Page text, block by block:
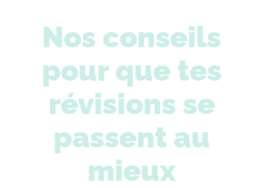
Nos conseils
pour que tes
révisions se
passent au
mieux